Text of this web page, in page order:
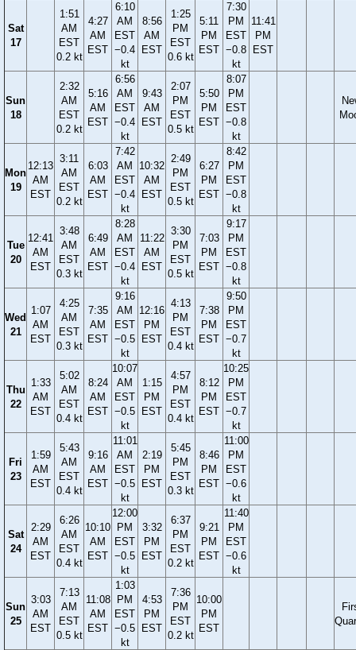
Sat
17
1:51
AM
EST
0.2 kt
4:27
AM
EST
6:10
AM
EST
−0.4
kt
8:56
AM
EST
1:25
PM
EST
0.6 kt
5:11
PM
EST
7:30
PM
EST
−0.8
kt
11:41
PM
EST
Sun
18
2:32
AM
EST
0.2 kt
5:16
AM
EST
6:56
AM
EST
−0.4
kt
9:43
AM
EST
2:07
PM
EST
0.5 kt
5:50
PM
EST
8:07
PM
EST
−0.8
kt
Mon
19
12:13
AM
EST
3:11
AM
EST
0.2 kt
6:03
AM
EST
7:42
AM
EST
−0.4
kt
10:32
AM
EST
2:49
PM
EST
0.5 kt
6:27
PM
EST
8:42
PM
EST
−0.8
kt
Tue
20
12:41
AM
EST
3:48
AM
EST
0.3 kt
6:49
AM
EST
8:28
AM
EST
−0.4
kt
11:22
AM
EST
3:30
PM
EST
0.5 kt
7:03
PM
EST
9:17
PM
EST
−0.8
kt
Wed
21
1:07
AM
EST
4:25
AM
EST
0.3 kt
7:35
AM
EST
9:16
AM
EST
−0.5
kt
12:16
PM
EST
4:13
PM
EST
0.4 kt
7:38
PM
EST
9:50
PM
EST
−0.7
kt
Thu
22
1:33
AM
EST
5:02
AM
EST
0.4 kt
8:24
AM
EST
10:07
AM
EST
−0.5
kt
1:15
PM
EST
4:57
PM
EST
0.4 kt
8:12
PM
EST
10:25
PM
EST
−0.7
kt
Fri
23
1:59
AM
EST
5:43
AM
EST
0.4 kt
9:16
AM
EST
11:01
AM
EST
−0.5
kt
2:19
PM
EST
5:45
PM
EST
0.3 kt
8:46
PM
EST
11:00
PM
EST
−0.6
kt
Sat
24
2:29
AM
EST
6:26
AM
EST
0.4 kt
10:10
AM
EST
12:00
PM
EST
−0.5
kt
3:32
PM
EST
6:37
PM
EST
0.2 kt
9:21
PM
EST
11:40
PM
EST
−0.6
kt
Sun
25
3:03
AM
EST
7:13
AM
EST
0.5 kt
11:08
AM
EST
1:03
PM
EST
−0.5
kt
4:53
PM
EST
7:36
PM
EST
0.2 kt
10:00
PM
EST